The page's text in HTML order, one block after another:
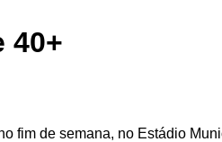
40+
fim de semana, no Estádio